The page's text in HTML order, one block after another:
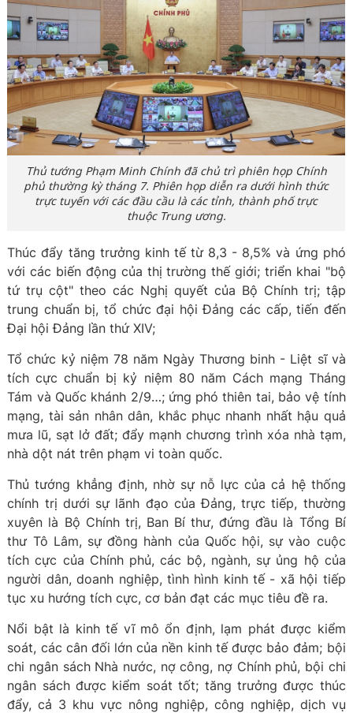
Thủ tướng Phạm Minh Chính đã chủ trì phiên họp Chính
phủ thường kỳ tháng 7. Phiên họp diễn ra dưới hình thức
trực tuyến với các đầu cầu là các tỉnh, thành phố trực
thuộc Trung ương.
Thúc đẩy tăng trưởng kinh tế từ 8,3 - 8,5% và ứng phó
với các biến động của thị trường thế giới; triển khai "bộ
tứ trụ cột" theo các Nghị quyết của Bộ Chính trị; tập
trung chuẩn bị, tổ chức đại hội Đảng các cấp, tiến đến
Đại hội Đảng lần thứ XIV;
Tổ chức kỷ niệm 78 năm Ngày Thương binh - Liệt sĩ và
tích cực chuẩn bị kỷ niệm 80 năm Cách mạng Tháng
Tám và Quốc khánh 2/9…; ứng phó thiên tai, bảo vệ tính
mạng, tài sản nhân dân, khắc phục nhanh nhất hậu quả
mưa lũ, sạt lở đất; đẩy mạnh chương trình xóa nhà tạm,
nhà dột nát trên phạm vi toàn quốc.
Thủ tướng khẳng định, nhờ sự nỗ lực của cả hệ thống
chính trị dưới sự lãnh đạo của Đảng, trực tiếp, thường
xuyên là Bộ Chính trị, Ban Bí thư, đứng đầu là Tổng Bí
thư Tô Lâm, sự đồng hành của Quốc hội, sự vào cuộc
tích cực của Chính phủ, các bộ, ngành, sự ủng hộ của
người dân, doanh nghiệp, tình hình kinh tế - xã hội tiếp
tục xu hướng tích cực, cơ bản đạt các mục tiêu đề ra.
Nổi bật là kinh tế vĩ mô ổn định, lạm phát được kiểm
soát, các cân đối lớn của nền kinh tế được bảo đảm; bội
chi ngân sách Nhà nước, nợ công, nợ Chính phủ, bội chi
ngân sách được kiểm soát tốt; tăng trưởng được thúc
đẩy, cả 3 khu vực nông nghiệp, công nghiệp, dịch vụ